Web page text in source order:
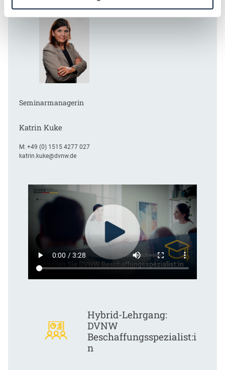
Seminarmanagerin
Katrin Kuke
M:+49 (0) 1515 4277 027
katrin.kuke@dvnw.de
Hybrid-Lehrgang:
DVNW
Beschaffungsspezialist:i
n